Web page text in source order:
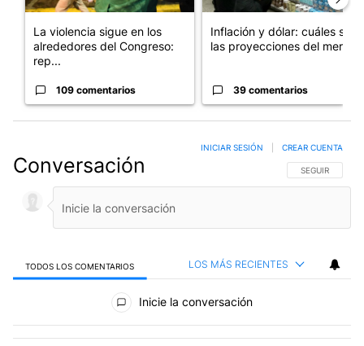
La violencia sigue en los
alrededores del Congreso:
rep...
109 comentarios
Inflación y dólar: cuáles son
las proyecciones del merc...
39 comentarios
Conversación SIGA ESTA
SEGUIR
INICIAR SESIÓN CREAR CUENTA
TODOS LOS COMENTARIOS LOS MÁS RECIENTES
Todos los comentarios
Inicie la conversación